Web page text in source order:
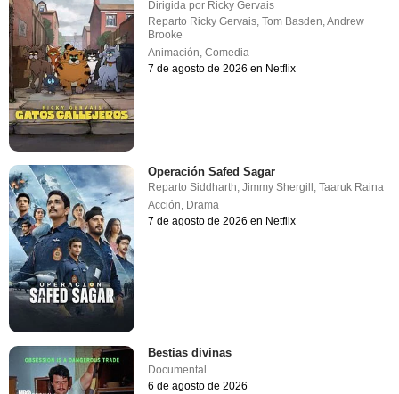
Dirigida por Ricky Gervais
Reparto Ricky Gervais,Tom Basden,Andrew
Brooke
Animación,Comedia
7 de agosto de 2026 en Netflix
Operación Safed Sagar
RepartoSiddharth ,Jimmy Shergill ,Taaruk Raina
Acción Drama
7 de agosto de 2026 en Netflix
Bestias divinas
Documental
6 de agosto de 2026